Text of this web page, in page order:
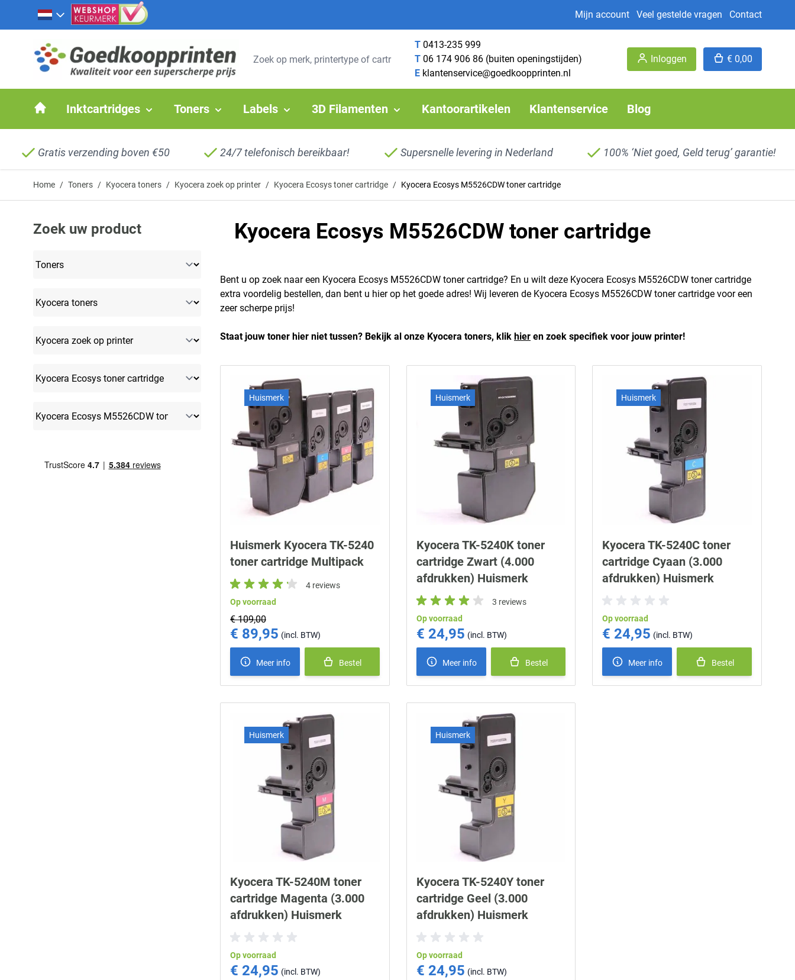
Ga naar de inhoud
Mijn account Veel gestelde vragen Contact
T 0413-235 999
T 06 174 906 86 (buiten openingstijden)
E klantenservice@goedkoopprinten.nl
Inloggen € 0,00
Inktcartridges Toners Labels 3D Filamenten Kantoorartikelen Klantenservice Blog
Gratis verzending boven €50 24/7 telefonisch bereikbaar! Supersnelle levering in Nederland 100% ‘Niet goed, Geld terug’ garantie!
Home / Toners / Kyocera toners / Kyocera zoek op printer / Kyocera Ecosys toner cartridge / Kyocera Ecosys M5526CDW toner cartridge
Zoek uw product Kyocera Ecosys M5526CDW toner cartridge
Bent u op zoek naar een Kyocera Ecosys M5526CDW toner cartridge? En u wilt deze Kyocera Ecosys M5526CDW toner cartridge
extra voordelig bestellen, dan bent u hier op het goede adres! Wij leveren de Kyocera Ecosys M5526CDW toner cartridge voor een
zeer scherpe prijs!
Staat jouw toner hier niet tussen? Bekijk al onze Kyocera toners, klik hier en zoek specifiek voor jouw printer!
Huismerk
Huismerk Kyocera TK-5240
toner cartridge Multipack
4 reviews
Op voorraad
€ 109,00
Special Price
€ 89,95
Meer info Bestel
Huismerk
Kyocera TK-5240K toner
cartridge Zwart (4.000
afdrukken) Huismerk
3 reviews
Op voorraad
€ 24,95
Meer info Bestel
Huismerk
Kyocera TK-5240C toner
cartridge Cyaan (3.000
afdrukken) Huismerk
Op voorraad
€ 24,95
Meer info Bestel
Huismerk
Kyocera TK-5240M toner
cartridge Magenta (3.000
afdrukken) Huismerk
Op voorraad
€ 24,95
Huismerk
Kyocera TK-5240Y toner
cartridge Geel (3.000
afdrukken) Huismerk
Op voorraad
€ 24,95